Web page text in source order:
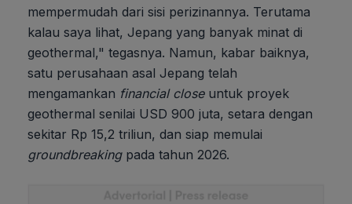
mempermudah dari sisi perizinannya. Terutama
kalau saya lihat, Jepang yang banyak minat di
geothermal," tegasnya. Namun, kabar baiknya,
satu perusahaan asal Jepang telah
mengamankan financial closeuntuk proyek
geothermal senilai USD 900 juta, setara dengan
sekitar Rp 15,2 triliun, dan siap memulai
groundbreakingpada tahun 2026.